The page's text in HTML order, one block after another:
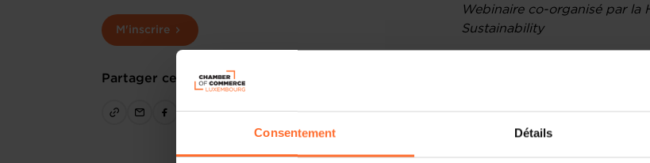
Consentement Détails
M'inscrire
Partager cet article
Webinaire co-organisé par la
Sustainability
Vous développez un projet
intégrer des dimensions